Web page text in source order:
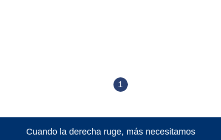
1
Cuando la derecha ruge, más necesitamos